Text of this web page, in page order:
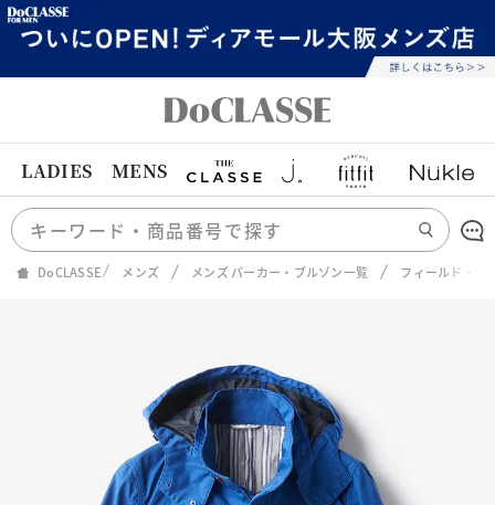
LADIES MENS
DoCLASSE メンズ メンズ パーカー・ブルゾン一覧 フィールド・フ